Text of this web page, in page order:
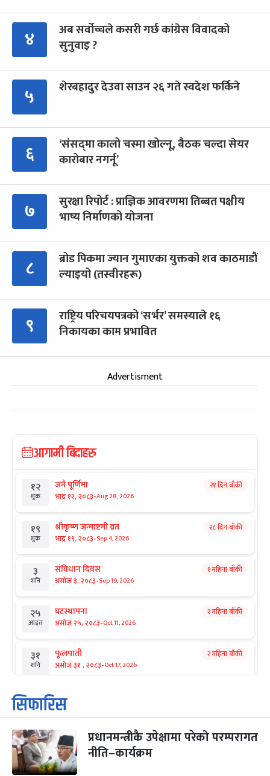
४
अब सर्वोच्चले कसरी गर्छ कांग्रेस विवादको
सुनुवाइ ?
५ शेरबहादुर देउवा साउन २६ गते स्वदेश फर्किने
६
‘संसद्‍मा कालो चस्मा खोल्नू, बैठक चल्दा सेयर
कारोबार नगर्नू’
७
सुरक्षा रिपोर्ट : प्राज्ञिक आवरणमा तिब्बत पक्षीय
भाष्य निर्माणको योजना
८
ब्रोड पिकमा ज्यान गुमाएका युक्तको शव काठमाडौं
ल्याइयो (तस्वीरहरू)
९
राष्ट्रिय परिचयपत्रको ‘सर्भर’ समस्याले १६
निकायका काम प्रभावित
Advertisment
आगामी बिदाहरु
१२
शुक्र
जनै पूर्णिमा
भाद्र १२, २०८३-Aug 28, 2026
२१ दिन बाँकी
१९
शुक्र
श्रीकृष्ण जन्माष्टमी व्रत
भाद्र १९, २०८३-Sep 4, 2026
२८ दिन बाँकी
३
शनि
संविधान दिवस
असोज ३, २०८३-Sep 19, 2026
१ महिना बाँकी
२५
आइत
घटस्थापना
असोज २५, २०८३-Oct 11, 2026
२ महिना बाँकी
३१
शनि
फूलपाती
असोज ३१ , २०८३-Oct 17, 2026
२ महिना बाँकी
१
आइत
कार्तिक सङ्क्रान्ति
कार्तिक १, २०८३
३
मंगल
महानवमी
कार्तिक ३, २०८३-Oct 20, 2026
२ महिना बाँकी
सिफारिस
प्रधानमन्त्रीकै उपेक्षामा परेको परम्परागत
नीति–कार्यक्रम